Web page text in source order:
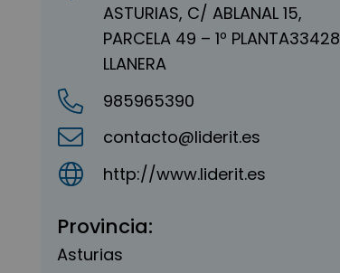
ASTURIAS, C/ ABLANAL 15,
PARCELA 49 – 1º PLANTA33428
LLANERA
985965390
contacto@liderit.es
http://www.liderit.es
Provincia:
Asturias